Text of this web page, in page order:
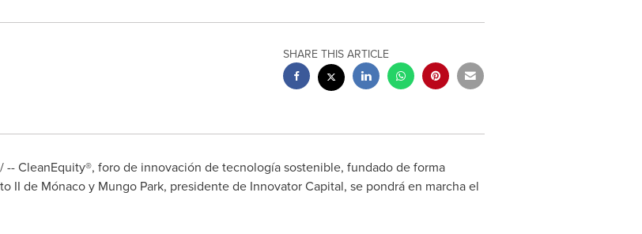
SHARE THIS ARTICLE
-- CleanEquity®, foro de innovación de tecnología sostenible, fundado de forma
II de Mónaco y Mungo Park, presidente de Innovator Capital, se pondrá en marcha el